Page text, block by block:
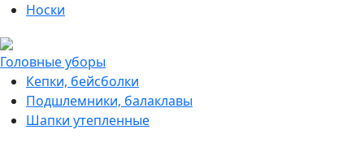
Носки
Головные уборы
Кепки, бейсболки
Подшлемники, балаклавы
Шапки утепленные